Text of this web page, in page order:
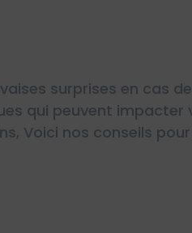
surprises en cas
qui peuvent impacter
Voici nos conseils